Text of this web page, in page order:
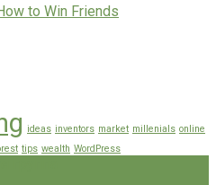
to Win Friends
ideas inventors market millenials online
tips wealth WordPress